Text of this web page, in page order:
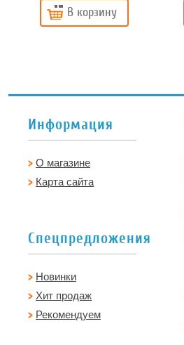
В корзину
Информация
О магазине
Карта сайта
Спецпредложения
Новинки
Хит продаж
Рекомендуем